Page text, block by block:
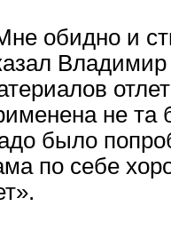
обидно и
не та
было
по себе